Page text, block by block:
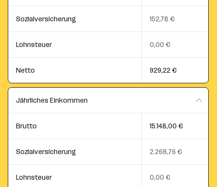
Sozialversicherung 152,78 €
Lohnsteuer 0,00 €
Netto 929,22 €
Jährliches Einkommen
Brutto 15.148,00 €
Sozialversicherung 2.268,76 €
Lohnsteuer 0,00 €